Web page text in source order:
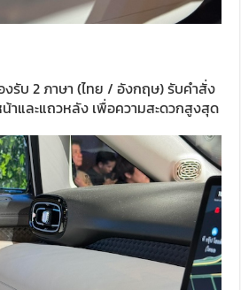
งรับ 2 ภาษา (ไทย / อังกฤษ) รับคำสั่ง
าและแถวหลัง เพื่อความสะดวกสูงสุด